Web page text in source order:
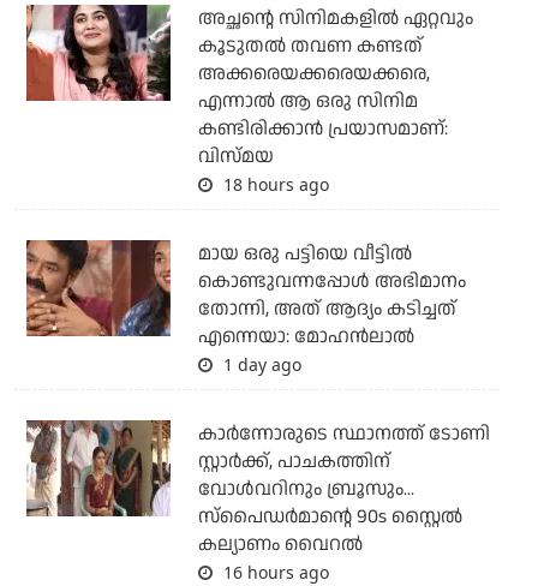
അച്ഛന്റെ സിനിമകളില്‍ ഏറ്റവും
കൂടുതല്‍ തവണ കണ്ടത്
അക്കരെയക്കരെയക്കരെ,
എന്നാല്‍ ആ ഒരു സിനിമ
കണ്ടിരിക്കാന്‍ പ്രയാസമാണ്:
വിസ്മയ
18 hours ago
മായ ഒരു പട്ടിയെ വീട്ടില്‍
കൊണ്ടുവന്നപ്പോള്‍ അഭിമാനം
തോന്നി, അത് ആദ്യം കടിച്ചത്
എന്നെയാ: മോഹന്‍ലാല്‍
1 day ago
കാര്‍ന്നോരുടെ സ്ഥാനത്ത് ടോണി
സ്റ്റാര്‍ക്ക്, പാചകത്തിന്
വോള്‍വറിനും ബ്രൂസും...
സ്‌പൈഡര്‍മാന്റെ 90s സ്റ്റൈല്‍
കല്യാണം വൈറല്‍
16 hours ago